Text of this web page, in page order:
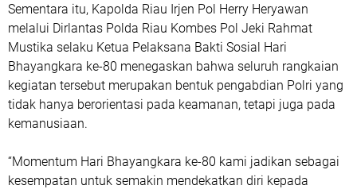
Sementara itu, Kapolda Riau Irjen Pol Herry Heryawan
melalui Dirlantas Polda Riau Kombes Pol Jeki Rahmat
Mustika selaku Ketua Pelaksana Bakti Sosial Hari
Bhayangkara ke-80 menegaskan bahwa seluruh rangkaian
kegiatan tersebut merupakan bentuk pengabdian Polri yang
tidak hanya berorientasi pada keamanan, tetapi juga pada
kemanusiaan.
“Momentum Hari Bhayangkara ke-80 kami jadikan sebagai
kesempatan untuk semakin mendekatkan diri kepada